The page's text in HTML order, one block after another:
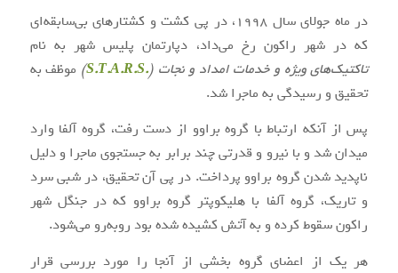
در ماه جولای سال ۱۹۹۸، در پی کشت و کشتارهای بی‌سابقه‌ای
که در شهر راکون رخ می‌داد، دپارتمان پلیس شهر به نام
تاکتیک‌های ویژه و خدمات امداد و نجات (.S.T.A.R.S
) موظف به
تحقیق و رسیدگی به ماجرا شد.
پس از آنکه ارتباط با گروه براوو از دست رفت، گروه آلفا وارد
میدان شد و با نیرو و قدرتی چند برابر به جستجوی ماجرا و دلیل
ناپدید شدن گروه براوو پرداخت. در پی آن تحقیق، در شبی سرد
و تاریک، گروه آلفا با هلیکوپتر گروه براوو که در جنگل شهر
راکون سقوط کرده و به آتش کشیده شده بود روبه‌رو می‌شود.
هر یک از اعضای گروه بخشی از آنجا را مورد بررسی قرار